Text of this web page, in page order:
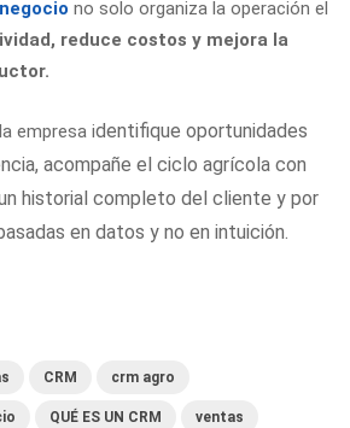
no solo organiza la operación el
reduce costos y mejora la
empresa identifique oportunidades
acompañe el ciclo agrícola con
historial completo del cliente y por
en datos y no en intuición.
CRM crm agro
QUÉ ES UN CRM ventas